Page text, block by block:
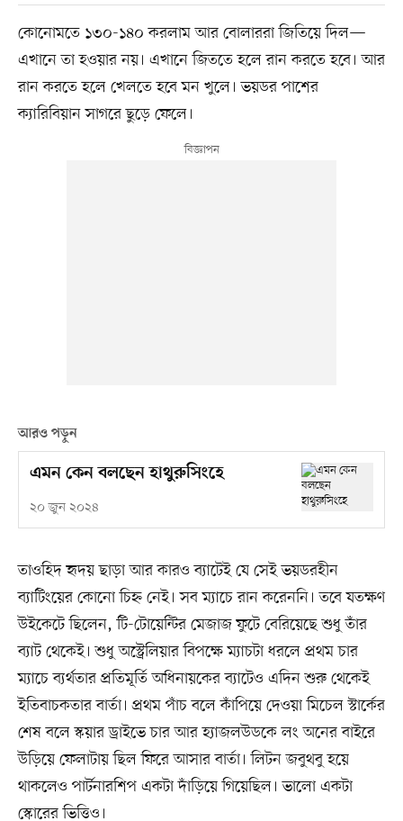
কোনোমতে ১৩০-১৪০ করলাম আর বোলাররা জিতিয়ে দিল—
এখানে তা হওয়ার নয়। এখানে জিততে হলে রান করতে হবে। আর
রান করতে হলে খেলতে হবে মন খুলে। ভয়ডর পাশের
ক্যারিবিয়ান সাগরে ছুড়ে ফেলে।
আরও পড়ুন
এমন কেন বলছেন হাথুরুসিংহে
২০ জুন ২০২৪
তাওহিদ হৃদয় ছাড়া আর কারও ব্যাটেই যে সেই ভয়ডরহীন
ব্যাটিংয়ের কোনো চিহ্ন নেই। সব ম্যাচে রান করেননি। তবে যতক্ষণ
উইকেটে ছিলেন, টি-টোয়েন্টির মেজাজ ফুটে বেরিয়েছে শুধু তাঁর
ব্যাট থেকেই। শুধু অস্ট্রেলিয়ার বিপক্ষে ম্যাচটা ধরলে প্রথম চার
ম্যাচে ব্যর্থতার প্রতিমূর্তি অধিনায়কের ব্যাটেও এদিন শুরু থেকেই
ইতিবাচকতার বার্তা। প্রথম পাঁচ বলে কাঁপিয়ে দেওয়া মিচেল স্টার্কের
শেষ বলে স্কয়ার ড্রাইভে চার আর হ্যাজলউডকে লং অনের বাইরে
উড়িয়ে ফেলাটায় ছিল ফিরে আসার বার্তা। লিটন জবুথবু হয়ে
থাকলেও পার্টনারশিপ একটা দাঁড়িয়ে গিয়েছিল। ভালো একটা
স্কোরের ভিত্তিও।